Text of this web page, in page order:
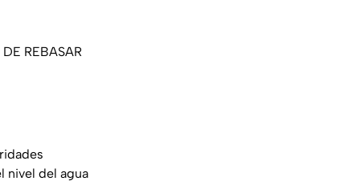
REBASAR
nivel del agua